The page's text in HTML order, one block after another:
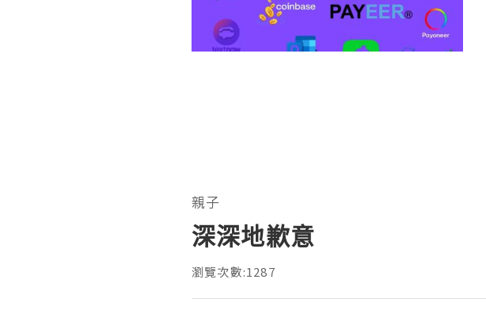
親子
深深地歉意
瀏覽次數:1287